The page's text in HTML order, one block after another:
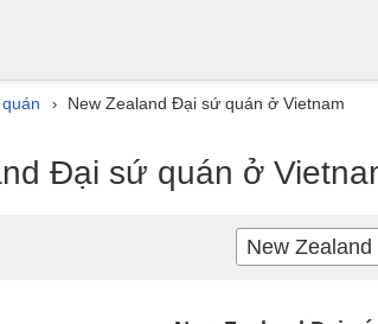
› New Zealand Đại sứ quán ở Vietnam
Đại sứ quán ở
New Zealand